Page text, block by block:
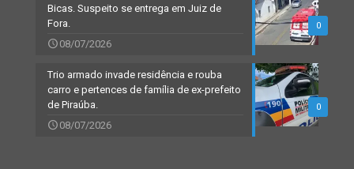
0
Bicas. Suspeito se entrega em Juiz de
Fora.
08/07/2026
0
Trio armado invade residência e rouba
carro e pertences de família de ex-prefeito
de Piraúba.
08/07/2026